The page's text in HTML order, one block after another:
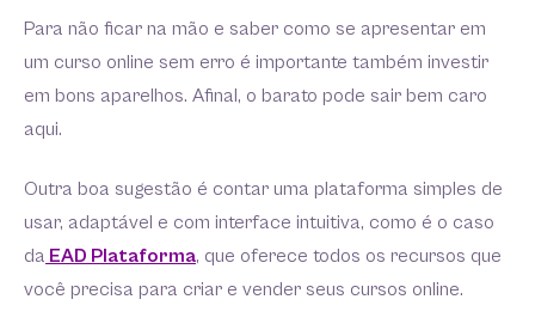
Para não ficar na mão e saber como se apresentar em
um curso online sem erro é importante também investir
em bons aparelhos. Afinal, o barato pode sair bem caro
aqui.
Outra boa sugestão é contar uma plataforma simples de
usar, adaptável e com interface intuitiva, como é o caso
da EAD Plataforma, que oferece todos os recursos que
você precisa para criar e vender seus cursos online.